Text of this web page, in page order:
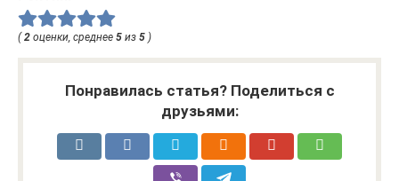
(2 оценки, среднее 5 из 5 )
Понравилась статья? Поделиться с
друзьями: